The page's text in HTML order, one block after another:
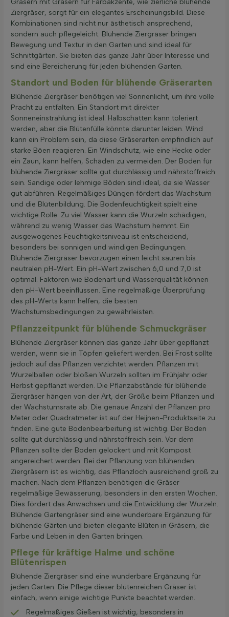
Gräsern mit Gräsern für Farbakzente, wie zierliche blühende
Ziergräser, sorgt für ein elegantes Erscheinungsbild. Diese
Kombinationen sind nicht nur ästhetisch ansprechend,
sondern auch pflegeleicht. Blühende Ziergräser bringen
Bewegung und Textur in den Garten und sind ideal für
Schnittgärten. Sie bieten das ganze Jahr über Interesse und
sind eine Bereicherung für jeden blühenden Garten.
Standort und Boden für blühende Gräserarten
Blühende Ziergräser benötigen viel Sonnenlicht, um ihre volle
Pracht zu entfalten. Ein Standort mit direkter
Sonneneinstrahlung ist ideal. Halbschatten kann toleriert
werden, aber die Blütenfülle könnte darunter leiden. Wind
kann ein Problem sein, da diese Gräserarten empfindlich auf
starke Böen reagieren. Ein Windschutz, wie eine Hecke oder
ein Zaun, kann helfen, Schäden zu vermeiden. Der Boden für
blühende Ziergräser sollte gut durchlässig und nährstoffreich
sein. Sandige oder lehmige Böden sind ideal, da sie Wasser
gut abführen. Regelmäßiges Düngen fördert das Wachstum
und die Blütenbildung. Die Bodenfeuchtigkeit spielt eine
wichtige Rolle. Zu viel Wasser kann die Wurzeln schädigen,
während zu wenig Wasser das Wachstum hemmt. Ein
ausgewogenes Feuchtigkeitsniveau ist entscheidend,
besonders bei sonnigen und windigen Bedingungen.
Blühende Ziergräser bevorzugen einen leicht sauren bis
neutralen pH-Wert. Ein pH-Wert zwischen 6,0 und 7,0 ist
optimal. Faktoren wie Bodenart und Wasserqualität können
den pH-Wert beeinflussen. Eine regelmäßige Überprüfung
des pH-Werts kann helfen, die besten
Wachstumsbedingungen zu gewährleisten.
Pflanzzeitpunkt für blühende Schmuckgräser
Blühende Ziergräser können das ganze Jahr über gepflanzt
werden, wenn sie in Töpfen geliefert werden. Bei Frost sollte
jedoch auf das Pflanzen verzichtet werden. Pflanzen mit
Wurzelballen oder bloßen Wurzeln sollten im Frühjahr oder
Herbst gepflanzt werden. Die Pflanzabstände für blühende
Ziergräser hängen von der Art, der Größe beim Pflanzen und
der Wachstumsrate ab. Die genaue Anzahl der Pflanzen pro
Meter oder Quadratmeter ist auf der Heijnen-Produktseite zu
finden. Eine gute Bodenbearbeitung ist wichtig. Der Boden
sollte gut durchlässig und nährstoffreich sein. Vor dem
Pflanzen sollte der Boden gelockert und mit Kompost
angereichert werden. Bei der Pflanzung von blühenden
Ziergräsern ist es wichtig, das Pflanzloch ausreichend groß zu
machen. Nach dem Pflanzen benötigen die Gräser
regelmäßige Bewässerung, besonders in den ersten Wochen.
Dies fördert das Anwachsen und die Entwicklung der Wurzeln.
Blühende Gartengräser sind eine wunderbare Ergänzung für
blühende Gärten und bieten elegante Blüten in Gräsern, die
Farbe und Leben in den Garten bringen.
Pflege für kräftige Halme und schöne
Blütenrispen
Blühende Ziergräser sind eine wunderbare Ergänzung für
jeden Garten. Die Pflege dieser blütenreichen Gräser ist
einfach, wenn einige wichtige Punkte beachtet werden.
Regelmäßiges Gießen ist wichtig, besonders in